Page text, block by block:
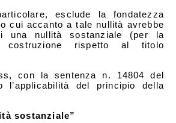
esclude la fondatezza
cui accanto a tale nullità avrebbe
una nullità sostanziale (per la
costruzione rispetto al titolo
con la sentenza n. 14804 del
l’applicabilità del principio della
sostanziale”